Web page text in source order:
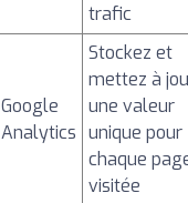
trafic
Google
Analytics
Stockez et
mettez à
une valeur
unique pour
chaque
visitée